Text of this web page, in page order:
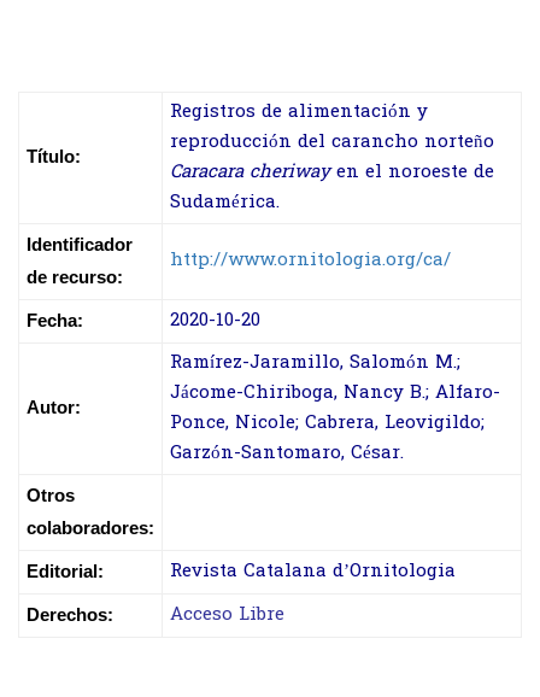
Título:
Registros de alimentación y
reproducción del carancho norteño
Caracara cheriwayen el noroeste de
Sudamérica.
Identificador
de recurso:
http://www.ornitologia.org/ca/
Fecha: 2020-10-20
Autor:
Ramírez-Jaramillo, Salomón M.;
Jácome-Chiriboga, Nancy B.; Alfaro-
Ponce, Nicole; Cabrera, Leovigildo;
Garzón-Santomaro, César.
Otros
colaboradores:
Editorial: Revista Catalana d’Ornitologia
Derechos: Acceso Libre